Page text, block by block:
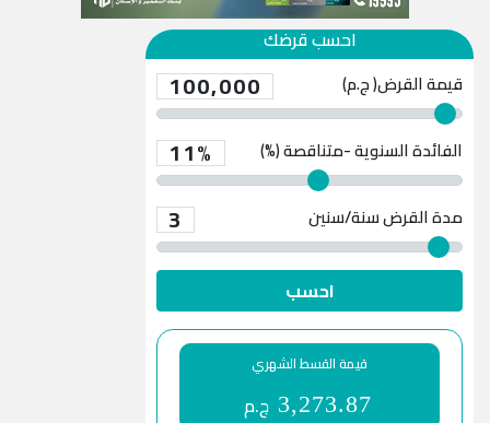
احسب قرضك
قيمة القرض( ج.م) 100,000
الفائدة السنوية -متناقصة (%) 11%
مدة القرض 3 سنة/سنين
احسب
قيمة القسط الشهري
3,273.87 ج.م